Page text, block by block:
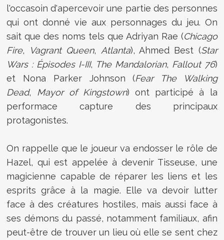
l'occasoin d'apercevoir une partie des personnes
qui ont donné vie aux personnages du jeu. On
sait que des noms tels que Adriyan Rae (Chicago
Fire, Vagrant Queen, Atlanta), Ahmed Best (Star
Wars : Épisodes I-III, The Mandalorian, Fallout 76)
et Nona Parker Johnson (Fear The Walking
Dead, Mayor of Kingstown) ont participé à la
performace capture des principaux
protagonistes.
On rappelle que le joueur va endosser le rôle de
Hazel, qui est appelée à devenir Tisseuse, une
magicienne capable de réparer les liens et les
esprits grâce à la magie. Elle va devoir lutter
face à des créatures hostiles, mais aussi face à
ses démons du passé, notamment familiaux, afin
peut-être de trouver un lieu où elle se sent chez